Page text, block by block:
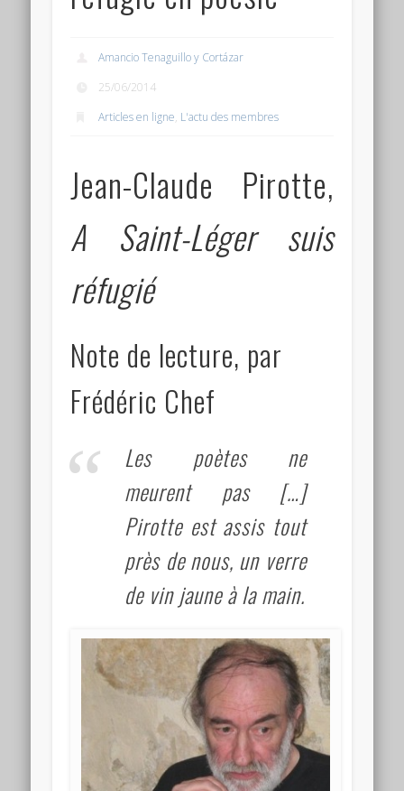
Flux des publications
Flux des commentaires
Site de WordPress-FR
Amancio Tenaguillo y Cortázar
25/06/2014
Articles en ligne, L'actu des membres
Jean-Claude Pirotte,
A Saint-Léger suis
réfugié
Note de lecture, par
Frédéric Chef
Les poètes ne
meurent pas […]
Pirotte est assis tout
près de nous, un verre
de vin jaune à la main.